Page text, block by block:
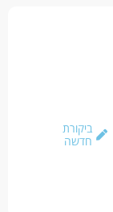
ביקורת
חדשה